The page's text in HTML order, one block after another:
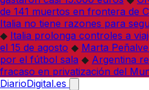
de 141 muertos en frontera de
Italia no tiene razones para
◆ Italia prolonga controles a
el 15 de agosto ◆ Marta
por el fútbol sala ◆ Argentina
fracaso en privatización del
DiarioDigital.es